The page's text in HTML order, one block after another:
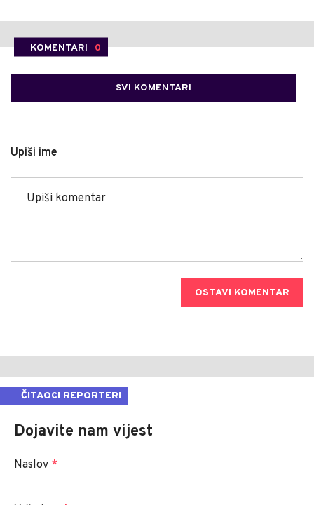
KOMENTARI 0
SVI KOMENTARI
Upiši ime
OSTAVI KOMENTAR
ČITAOCI REPORTERI
Dojavite nam vijest
Naslov *